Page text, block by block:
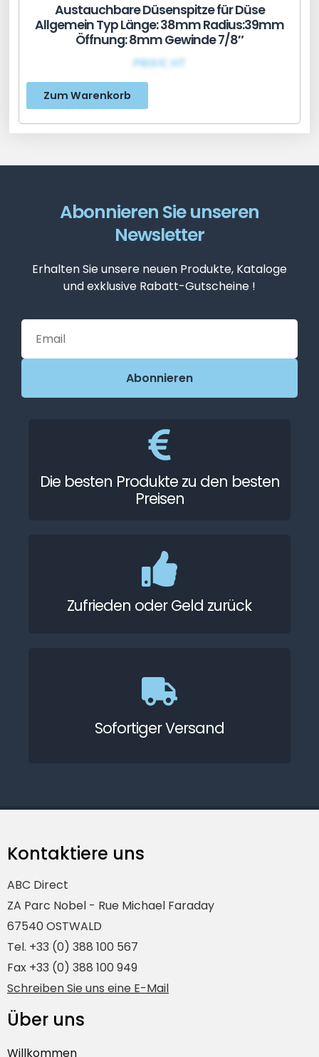
Austauchbare Düsenspitze für Düse
Allgemein Typ Länge: 38mm Radius:39mm
Öffnung: 8mm Gewinde 7/8″
PRIX€ HT
Zum Warenkorb
Abonnieren Sie unseren
Newsletter
Erhalten Sie unsere neuen Produkte, Kataloge
und exklusive Rabatt-Gutscheine !
Die besten Produkte zu den besten
Preisen
Zufrieden oder Geld zurück
Sofortiger Versand
Kontaktiere uns
ABC Direct
ZA Parc Nobel - Rue Michael Faraday
67540 OSTWALD
Tel. +33 (0) 388 100 567
Fax +33 (0) 388 100 949
Schreiben Sie uns eine E-Mail
Über uns
Willkommen